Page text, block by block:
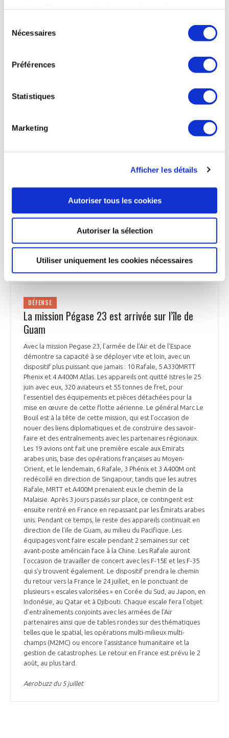
Nécessaires
Préférences
Statistiques
Marketing
Afficher les détails
Autoriser tous les cookies
Autoriser la sélection
Utiliser uniquement les cookies nécessaires
Sabena Engineering s'agrandit avec
Sabena Engineering, filiale du groupe Orizio, a annoncé
sur l'aéroport de Hawarden, au Pays de Galles, spécialisée
dans les secteurs de l'aviation privée et commerciale. Cette
Engineering, particulièrement en termes de services. Cet
achat pour le groupe Orizio s'inscrit dans une phase de
Technik Brussels NV et Lufthansa Technik Maintenance
International, et de l'autre, plusieurs contrats ou accords en
DÉFENSE
DÉFENSE
La mission Pégase 23 est arrivée sur l’île de
Guam
Avec la mission Pegase 23, l’armée de l’Air et de l’Espace
démontre sa capacité à se déployer vite et loin, avec un
dispositif plus puissant que jamais : 10 Rafale, 5 A330MRTT
Phenix et 4 A400M Atlas. Les appareils ont quitté Istres le 25
juin avec eux, 320 aviateurs et 55 tonnes de fret, pour
l’essentiel des équipements et pièces détachées pour la
mise en œuvre de cette flotte aérienne. Le général Marc Le
Bouil est à la tête de cette mission, qui est l’occasion de
nouer des liens diplomatiques et de construire des savoir-
faire et des entraînements avec les partenaires régionaux.
Les 19 avions ont fait une première escale aux Emirats
arabes unis, base des opérations françaises au Moyen-
Orient, et le lendemain, 6 Rafale, 3 Phénix et 3 A400M ont
redécollé en direction de Singapour, tandis que les autres
Rafale, MRTT et A400M prenaient eux le chemin de la
Malaisie. Après 3 jours passés sur place, ce contingent est
ensuite rentré en France en repassant par les Émirats arabes
unis. Pendant ce temps, le reste des appareils continuait en
direction de l’ile de Guam, au milieu du Pacifique. Les
équipages vont faire escale pendant 2 semaines sur cet
avant-poste américain face à la Chine. Les Rafale auront
l’occasion de travailler de concert avec les F-15E et les F-35
qui s’y trouvent également. Le dispositif prendra le chemin
du retour vers la France le 24 juillet, en le ponctuant de
plusieurs « escales valorisées » en Corée du Sud, au Japon, en
Indonésie, au Qatar et à Djibouti. Chaque escale fera l’objet
d’entraînements conjoints avec les armées de l’Air
partenaires ainsi que de tables rondes sur des thématiques
telles que le spatial, les opérations multi-milieux multi-
champs (M2MC) ou encore l’assistance humanitaire et la
gestion de catastrophes. Le retour en France est prévu le 2
août, au plus tard.
Aerobuzz du 5 juillet